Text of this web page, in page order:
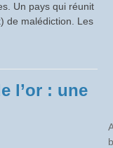
Un pays qui réunit
de malédiction. Les
l’or : une
b